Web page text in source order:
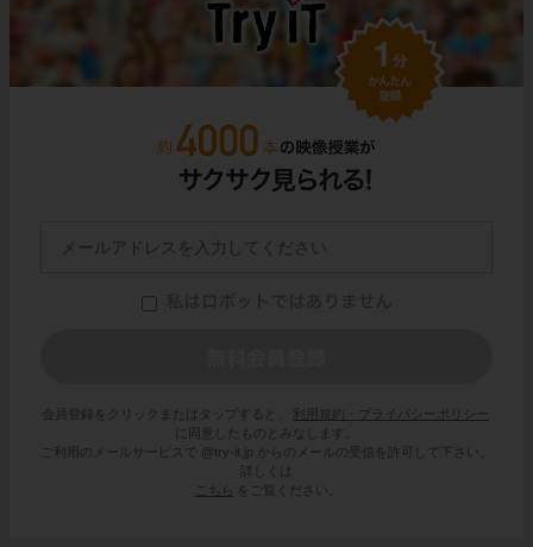
会員登録をクリックまたはタップすると、
利用規約・プライバシーポリシー
に同意したものとみなします。
ご利用のメールサービスで @try-it.jp からのメールの受信を許可して下さい。
詳しくは
こちら
をご覧ください。